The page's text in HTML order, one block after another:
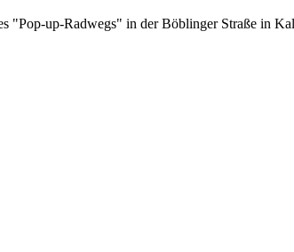
"Pop-up-Radwegs" in der Böblinger Straße in